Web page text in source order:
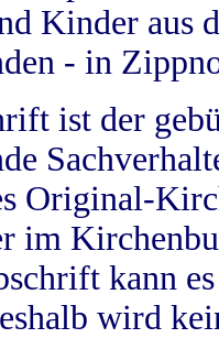
Kinder aus
- in
ist der
Original-
im
kann
wird